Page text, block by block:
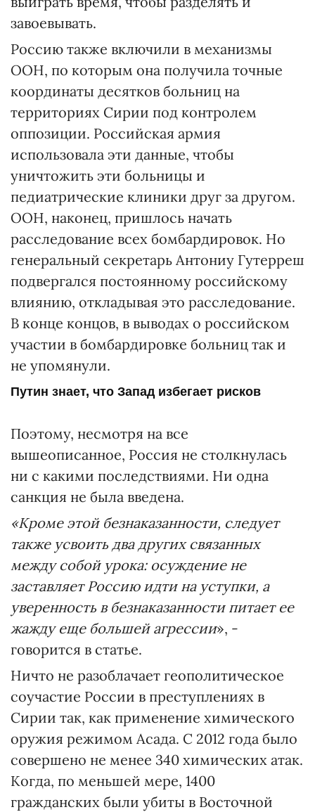
завоевывать.
Россию также включили в механизмы
ООН, по которым она получила точные
координаты десятков больниц на
территориях Сирии под контролем
оппозиции. Российская армия
использовала эти данные, чтобы
уничтожить эти больницы и
педиатрические клиники друг за другом.
ООН, наконец, пришлось начать
расследование всех бомбардировок. Но
генеральный секретарь Антониу Гутерреш
подвергался постоянному российскому
влиянию, откладывая это расследование.
В конце концов, в выводах о российском
участии в бомбардировке больниц так и
не упомянули.
Путин знает, что Запад избегает рисков
Поэтому, несмотря на все
вышеописанное, Россия не столкнулась
ни с какими последствиями. Ни одна
санкция не была введена.
«Кроме этой безнаказанности, следует
также усвоить два других связанных
между собой урока: осуждение не
заставляет Россию идти на уступки, а
уверенность в безнаказанности питает ее
жажду еще большей агрессии», -
говорится в статье.
Ничто не разоблачает геополитическое
соучастие России в преступлениях в
Сирии так, как применение химического
оружия режимом Асада. С 2012 года было
совершено не менее 340 химических атак.
Когда, по меньшей мере, 1400
гражданских были убиты в Восточной